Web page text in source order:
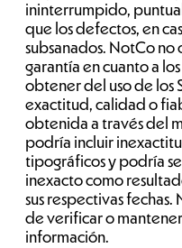
ininterrumpido,
que los defectos, en
subsanados. NotCo
garantía en cuanto a
obtener del uso de los
exactitud, calidad o
obtenida a través del
podría incluir
tipográficos y podría
inexacto como
sus respectivas
de verificar o
información.